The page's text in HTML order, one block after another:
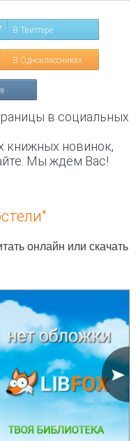
В Твиттере
В Одноклассниках
в социальных
книжных новинок,
Мы ждём Вас!
онлайн или скачать